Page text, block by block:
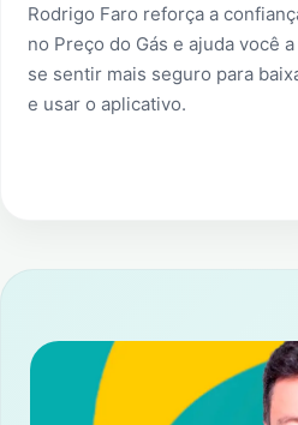
Rodrigo Faro reforça a
no Preço do Gás e ajuda você a
se sentir mais seguro para
e usar o aplicativo.